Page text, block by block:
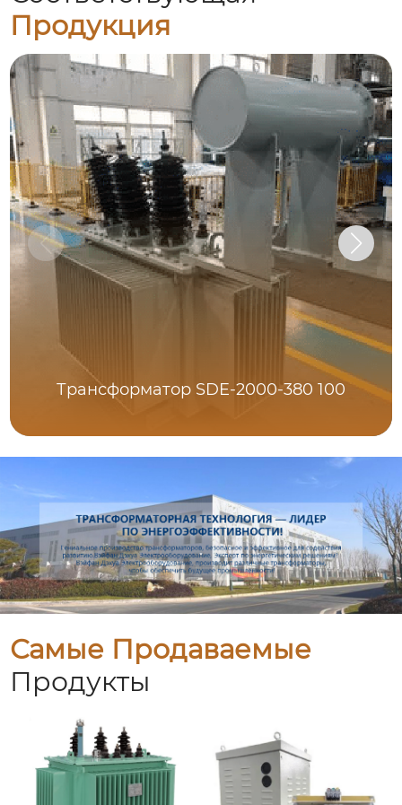
Продукция
Трансформатор SDE-2000-380 100
Самые Продаваемые
Продукты